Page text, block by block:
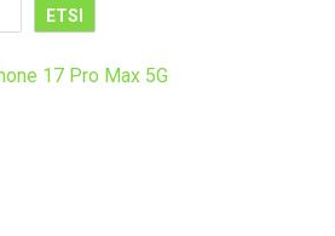
ETSI
17 Pro Max 5G